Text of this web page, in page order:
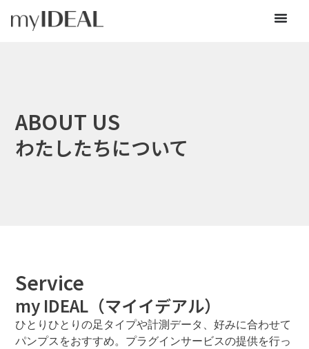
ABOUT US
わたしたちについて
Service
my IDEAL（マイイデアル）
ひとりひとりの足タイプや計測データ、好みに合わせて
パンプスをおすすめ。プラグインサービスの提供を行っ